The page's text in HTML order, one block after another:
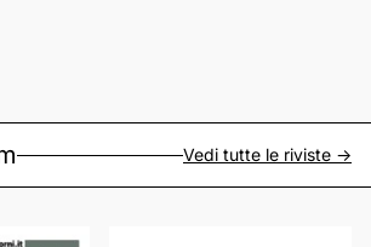
Vedi tutte le riviste ->